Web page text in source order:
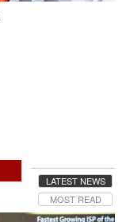
LATEST NEWS
MOST READ